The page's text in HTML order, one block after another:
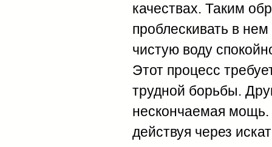
качествах. Таким
проблескивать в
чистую воду
Этот процесс
трудной борьбы.
нескончаемая мощь.
действуя через